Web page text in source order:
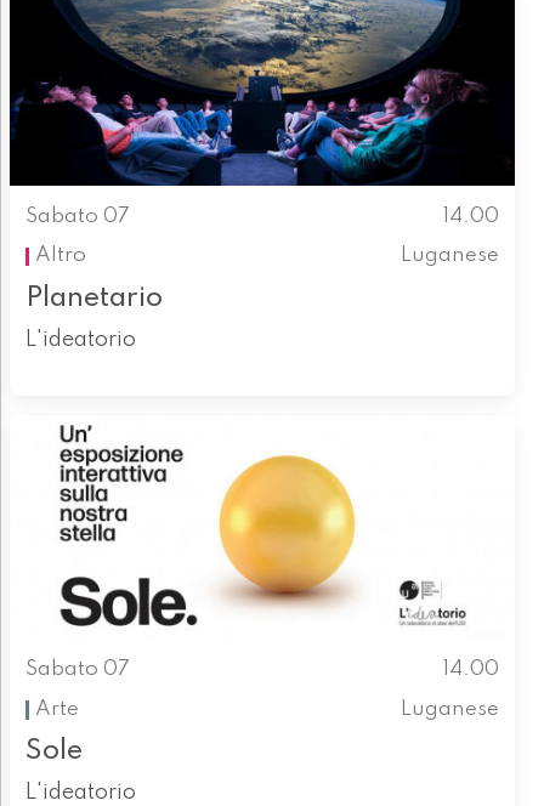
Sabato 07
14.00
Altro
Luganese
Planetario
L'ideatorio
Sabato 07
14.00
Arte
Luganese
Sole
L'ideatorio